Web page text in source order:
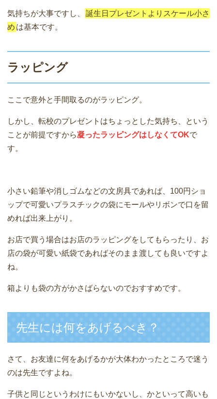
気持ちが大事ですし、
誕生日プレゼントよりスケール小さ
め は基本です。
ラッピング
ここで意外と手間取るのがラッピング。
しかし、転校のプレゼントはちょっとした気持ち、という
ことが前提ですから凝ったラッピングはしなくてOKで
す。
小さい鉛筆や消しゴムなどの文房具であれば、100円ショ
ップで可愛いプラスチックの袋にモールやリボンで口を留
めれば出来上がり。
お店で買う場合はお店のラッピングをしてもらったり、お
店の袋が可愛い紙袋であればそのまま渡しても良いですよ
ね。
箱よりも袋の方がかさばらないのでおすすめです。
先生には何をあげるべき？
さて、お友達に何をあげるかが大体わかったところで迷う
のは先生ですよね。
子供と同じというわけにもいかないし、かといって高いも